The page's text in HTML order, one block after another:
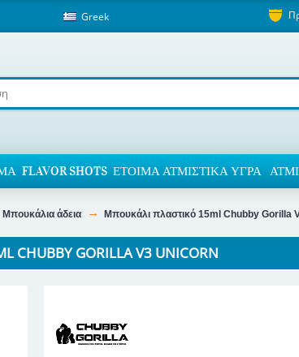
Greek
FLAVOR SHOTS ΈΤΟΙΜΑ ΑΤΜΙΣΤΙΚΆ ΥΓΡΆ
Μπουκάλια άδεια Μπουκάλι πλαστικό 15ml Chubby Gorilla
GORILLA V3 UNICORN